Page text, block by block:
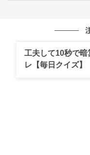
い。そんな変化を感
ょうか。顔まわりや
な服ほど寂しく見え
工夫して10秒で暗
レ【毎日クイズ】